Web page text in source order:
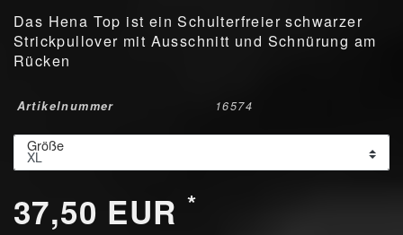
Das Hena Top ist ein Schulterfreier schwarzer
Strickpullover mit Ausschnitt und Schnürung am
Rücken
Artikelnummer 16574
Größe
37,50 EUR *